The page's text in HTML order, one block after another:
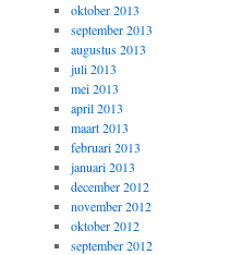
oktober 2013
september 2013
augustus 2013
juli 2013
mei 2013
april 2013
maart 2013
februari 2013
januari 2013
december 2012
november 2012
oktober 2012
september 2012